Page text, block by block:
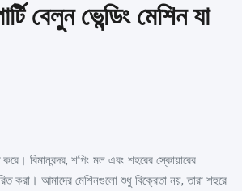
বেলুন ভেন্ডিং মেশিন যা
বিমানবন্দর, শপিং মল এবং শহরের স্কোয়ারের
করা। আমাদের মেশিনগুলো শুধু বিক্রেতা নয়, তারা শহুরে